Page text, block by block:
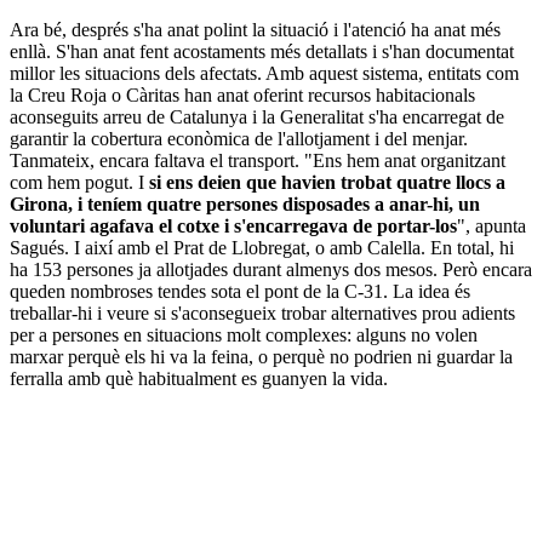
Ara bé, després s'ha anat polint la situació i l'atenció ha anat més
enllà. S'han anat fent acostaments més detallats i s'han documentat
millor les situacions dels afectats. Amb aquest sistema, entitats com
la Creu Roja o Càritas han anat oferint recursos habitacionals
aconseguits arreu de Catalunya i la Generalitat s'ha encarregat de
garantir la cobertura econòmica de l'allotjament i del menjar.
Tanmateix, encara faltava el transport. "Ens hem anat organitzant
com hem pogut. I si ens deien que havien trobat quatre llocs a
Girona, i teníem quatre persones disposades a anar-hi, un
voluntari agafava el cotxe i s'encarregava de portar-los", apunta
Sagués. I així amb el Prat de Llobregat, o amb Calella. En total, hi
ha 153 persones ja allotjades durant almenys dos mesos. Però encara
queden nombroses tendes sota el pont de la C-31. La idea és
treballar-hi i veure si s'aconsegueix trobar alternatives prou adients
per a persones en situacions molt complexes: alguns no volen
marxar perquè els hi va la feina, o perquè no podrien ni guardar la
ferralla amb què habitualment es guanyen la vida.